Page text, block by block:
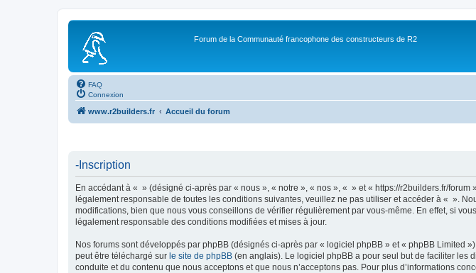
Forum de la Communauté francophone des constructeurs de R2
FAQ
Connexion
www.r2builders.fr Accueil du forum
-Inscription
En accédant à « » (désigné ci-après par « nous », « notre », « nos », « » et « https://r2builders.fr/
légalement responsable de toutes les conditions suivantes, veuillez ne pas utiliser et accéder à « ».
modifications, bien que nous vous conseillons de vérifier régulièrement par vous-même. En effet, si
légalement responsable des conditions modifiées et mises à jour.
Nos forums sont développés par phpBB (désignés ci-après par « logiciel phpBB » et « phpBB Limited
peut être téléchargé sur le site de phpBB (en anglais). Le logiciel phpBB a pour seul but de faciliter les
conduite et du contenu que nous acceptons et que nous n’acceptons pas. Pour plus d’informations